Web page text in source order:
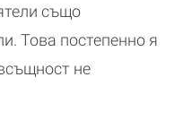
също
Това постепенно я
не